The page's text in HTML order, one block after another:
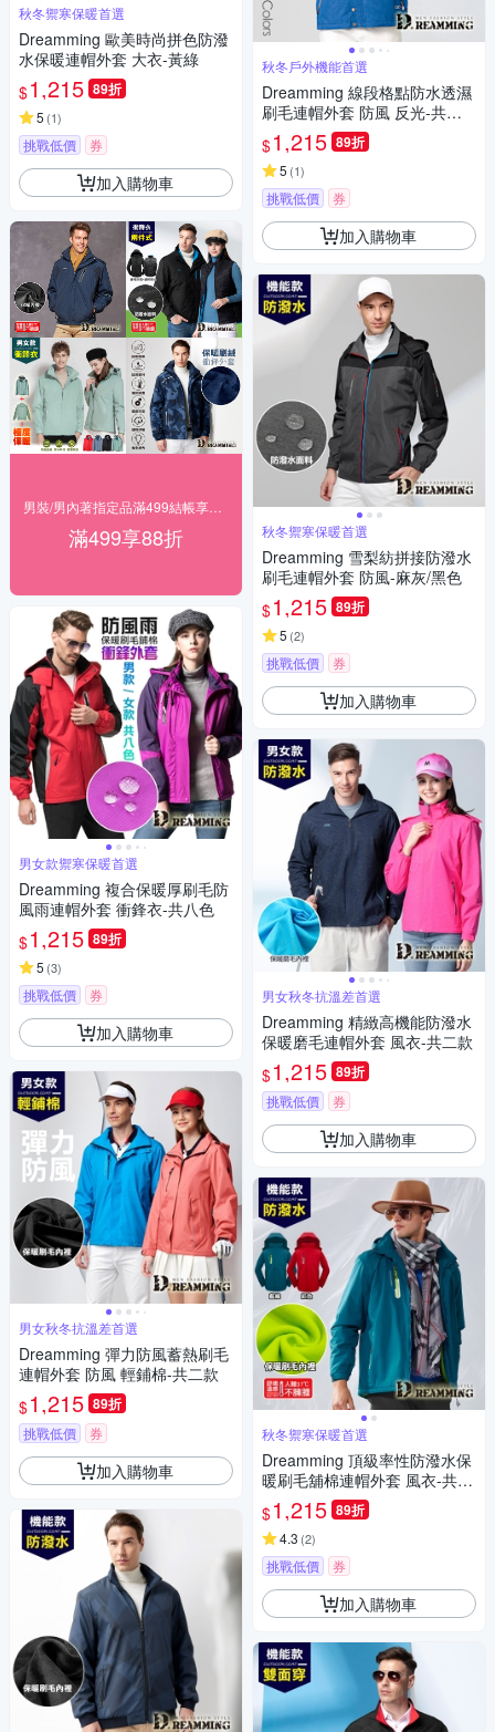
秋冬禦寒保暖首選
Dreamming 歐美時尚拼色防潑
水保暖連帽外套 大衣-黃綠
$1,215 89折
5 (1)
挑戰低價 券
加入購物車
滿499享88折
男女款禦寒保暖首選
Dreamming 複合保暖厚刷毛防
風雨連帽外套 衝鋒衣-共八色
$1,215 89折
5 (3)
挑戰低價 券
加入購物車
男女秋冬抗溫差首選
Dreamming 彈力防風蓄熱刷毛
連帽外套 防風 輕鋪棉-共二款
$1,215 89折
挑戰低價 券
加入購物車
秋冬戶外機能首選
Dreamming 線段格點防水透濕
刷毛連帽外套 防風 反光-共二
色
$1,215 89折
5 (1)
挑戰低價 券
加入購物車
秋冬禦寒保暖首選
Dreamming 雪梨紡拼接防潑水
刷毛連帽外套 防風-麻灰/黑色
$1,215 89折
5 (2)
挑戰低價 券
加入購物車
男女秋冬抗溫差首選
Dreamming 精緻高機能防潑水
保暖磨毛連帽外套 風衣-共二款
$1,215 89折
挑戰低價 券
加入購物車
秋冬禦寒保暖首選
Dreamming 頂級率性防潑水保
暖刷毛舖棉連帽外套 風衣-共二
色
$1,215 89折
4.3 (2)
挑戰低價 券
加入購物車